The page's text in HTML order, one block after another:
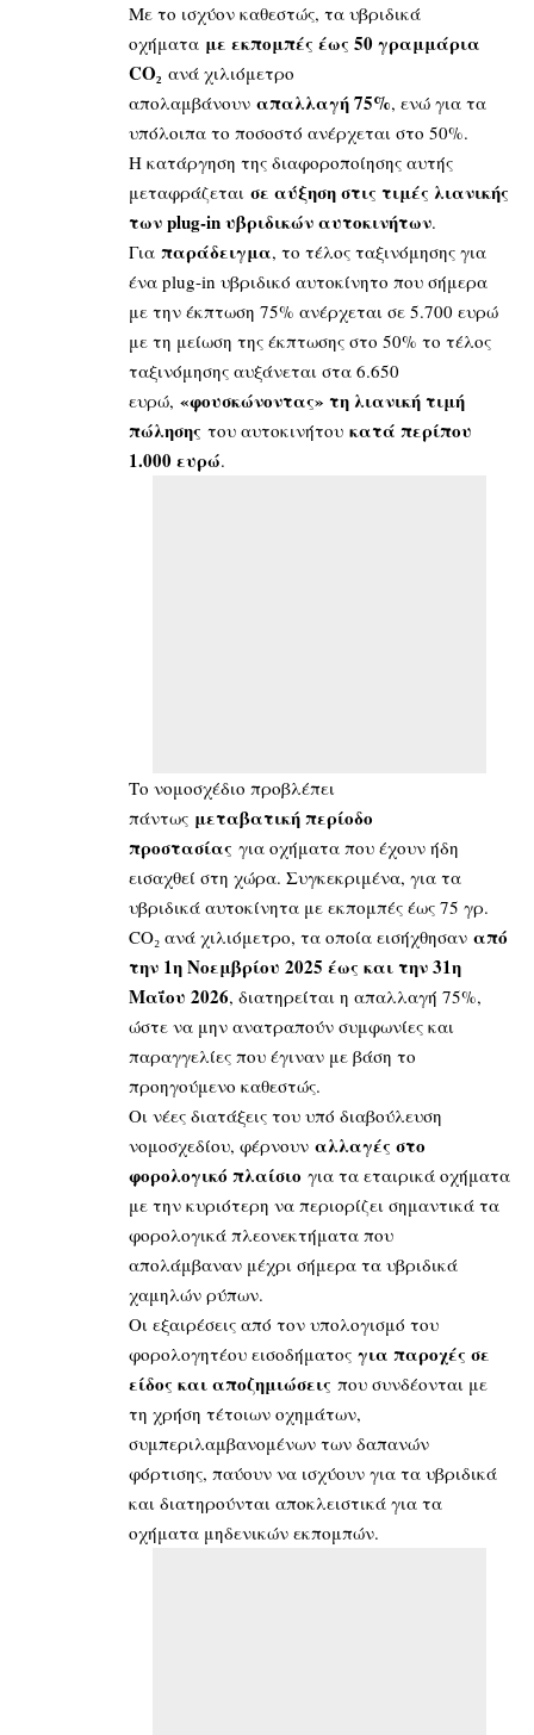
Με το ισχύον καθεστώς, τα υβριδικά
οχήματα με εκπομπές έως 50 γραμμάρια
CO₂ ανά χιλιόμετρο
απολαμβάνουν απαλλαγή 75%, ενώ για τα
υπόλοιπα το ποσοστό ανέρχεται στο 50%.
Η κατάργηση της διαφοροποίησης αυτής
μεταφράζεται σε αύξηση στις τιμές λιανικής
των plug-in υβριδικών αυτοκινήτων.
Για παράδειγμα, το τέλος ταξινόμησης για
ένα plug-in υβριδικό αυτοκίνητο που σήμερα
με την έκπτωση 75% ανέρχεται σε 5.700 ευρώ
με τη μείωση της έκπτωσης στο 50% το τέλος
ταξινόμησης αυξάνεται στα 6.650
ευρώ, «φουσκώνοντας» τη λιανική τιμή
πώλησης του αυτοκινήτου κατά περίπου
1.000 ευρώ.
Το νομοσχέδιο προβλέπει
πάντως μεταβατική περίοδο
προστασίας για οχήματα που έχουν ήδη
εισαχθεί στη χώρα. Συγκεκριμένα, για τα
υβριδικά αυτοκίνητα με εκπομπές έως 75 γρ.
CO₂ ανά χιλιόμετρο, τα οποία εισήχθησαν από
την 1η Νοεμβρίου 2025 έως και την 31η
Μαΐου 2026, διατηρείται η απαλλαγή 75%,
ώστε να μην ανατραπούν συμφωνίες και
παραγγελίες που έγιναν με βάση το
προηγούμενο καθεστώς.
Οι νέες διατάξεις του υπό διαβούλευση
νομοσχεδίου, φέρνουν αλλαγές στο
φορολογικό πλαίσιο για τα εταιρικά οχήματα
με την κυριότερη να περιορίζει σημαντικά τα
φορολογικά πλεονεκτήματα που
απολάμβαναν μέχρι σήμερα τα υβριδικά
χαμηλών ρύπων.
Οι εξαιρέσεις από τον υπολογισμό του
φορολογητέου εισοδήματος για παροχές σε
είδος και αποζημιώσεις που συνδέονται με
τη χρήση τέτοιων οχημάτων,
συμπεριλαμβανομένων των δαπανών
φόρτισης, παύουν να ισχύουν για τα υβριδικά
και διατηρούνται αποκλειστικά για τα
οχήματα μηδενικών εκπομπών.